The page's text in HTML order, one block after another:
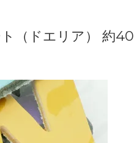
（ドエリア） 約40